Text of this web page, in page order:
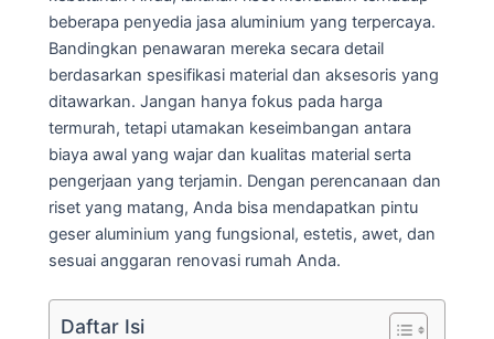
beberapa penyedia jasa aluminium yang terpercaya.
Bandingkan penawaran mereka secara detail
berdasarkan spesifikasi material dan aksesoris yang
ditawarkan. Jangan hanya fokus pada harga
termurah, tetapi utamakan keseimbangan antara
biaya awal yang wajar dan kualitas material serta
pengerjaan yang terjamin. Dengan perencanaan dan
riset yang matang, Anda bisa mendapatkan pintu
geser aluminium yang fungsional, estetis, awet, dan
sesuai anggaran renovasi rumah Anda.
Daftar Isi